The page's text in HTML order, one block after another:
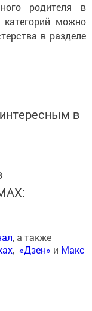
родителя в
можно
в разделе
в
, а также
, «Дзен» и Макс